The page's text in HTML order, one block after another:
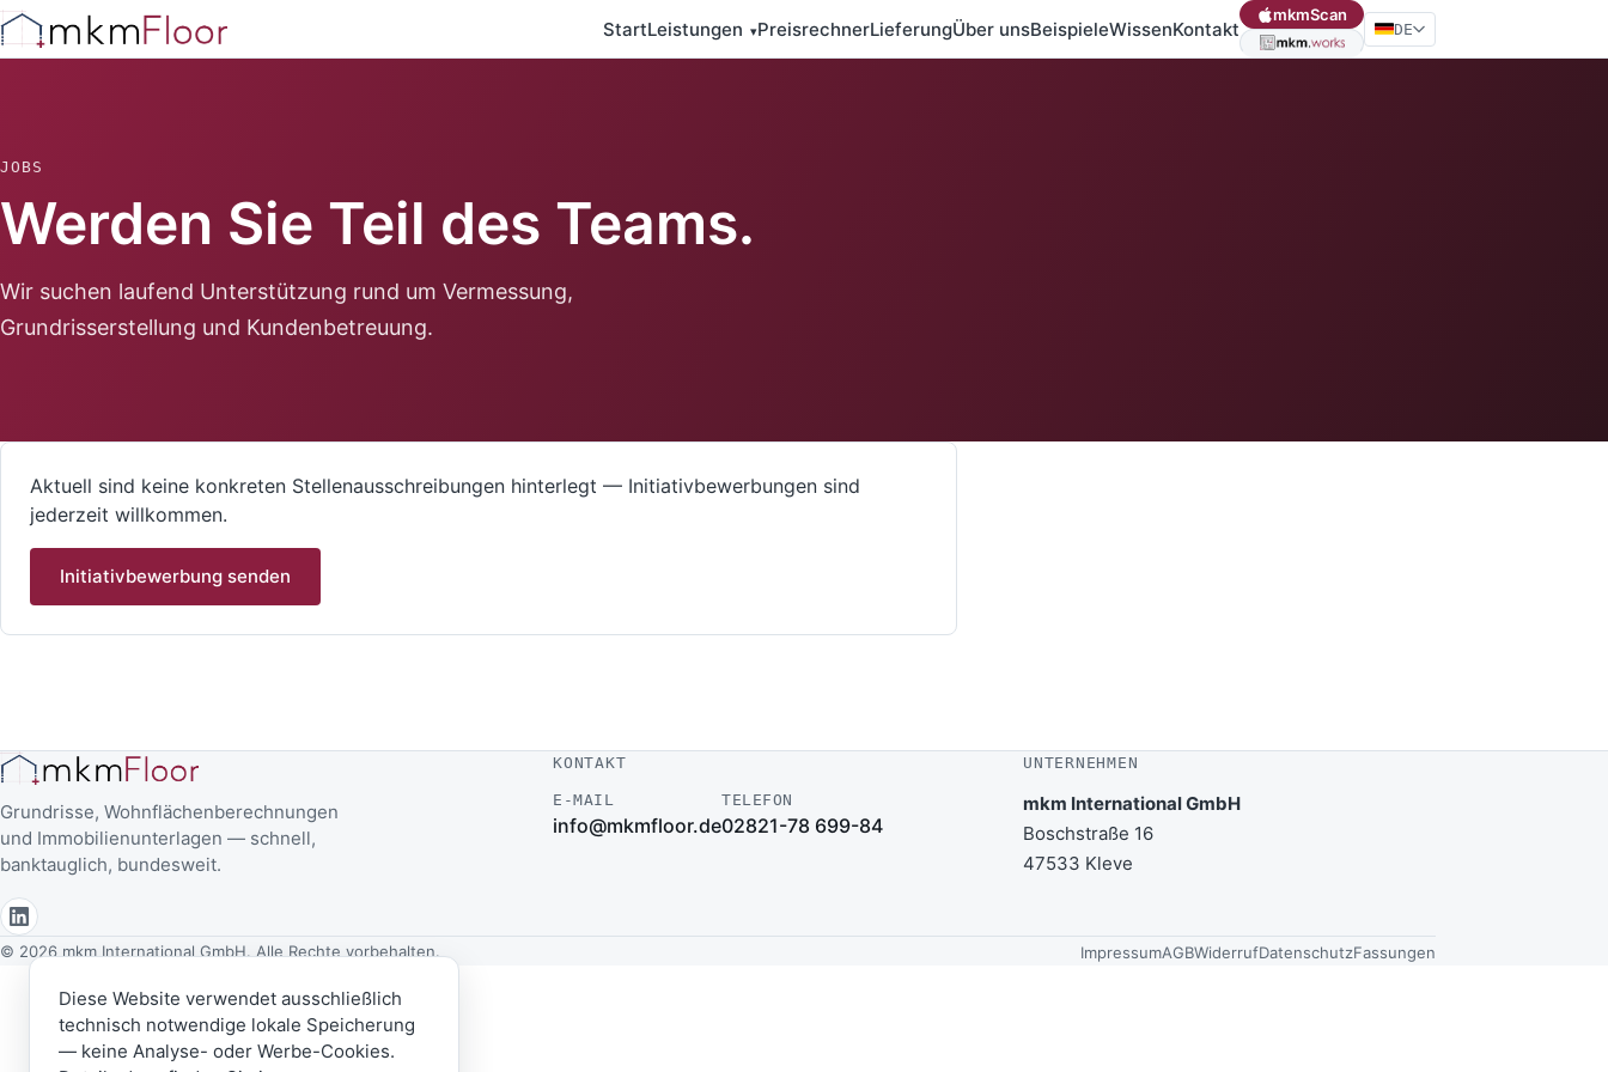
StartLeistungen ▾PreisrechnerLieferungÜber unsBeispieleWissenKontakt
mkmScan
DE
JOBS
Werden Sie Teil des Teams.
Wir suchen laufend Unterstützung rund um Vermessung,
Grundrisserstellung und Kundenbetreuung.
Aktuell sind keine konkreten Stellenausschreibungen hinterlegt — Initiativbewerbungen sind
jederzeit willkommen.
Initiativbewerbung senden
Grundrisse, Wohnflächenberechnungen
und Immobilienunterlagen — schnell,
banktauglich, bundesweit.
KONTAKT
E-MAIL
info@mkmfloor.de
TELEFON
02821-78 699-84
UNTERNEHMEN
mkm International GmbH
Boschstraße 16
47533 Kleve
© 2026 mkm International GmbH. Alle Rechte vorbehalten. ImpressumAGBWiderrufDatenschutzFassungen
Diese Website verwendet ausschließlich
technisch notwendige lokale Speicherung
— keine Analyse- oder Werbe-Cookies.